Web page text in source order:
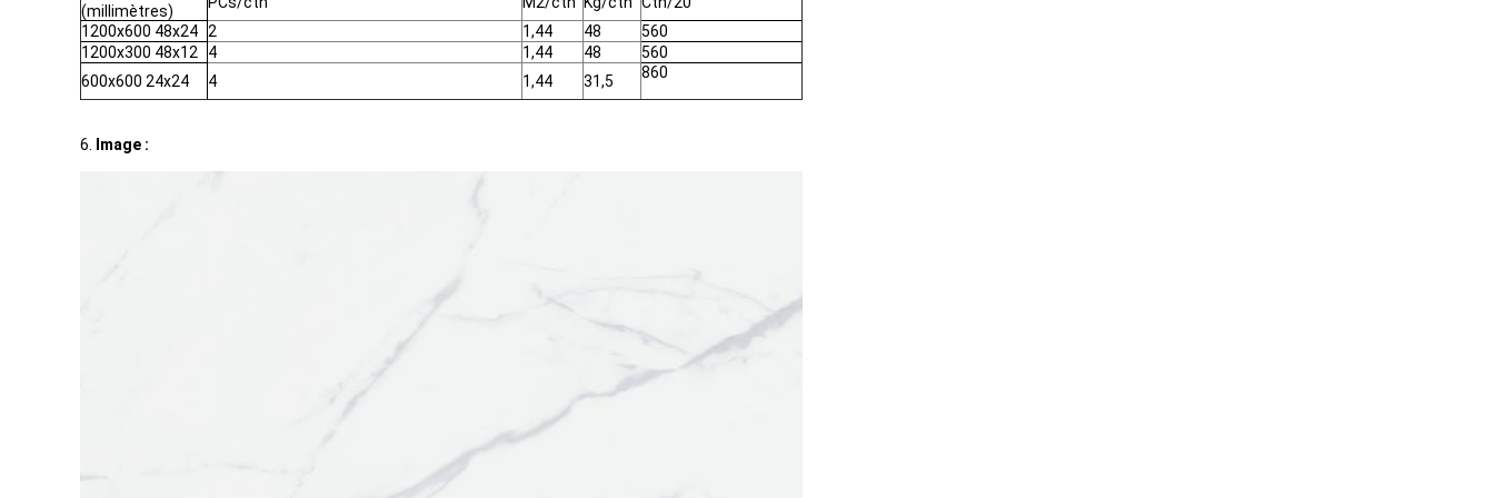
(millimètres)
1200x600 48x24
2 1,44 48
560
1200x300 48x12
4 1,44 48
560
600x600 24x24
4 1,44 31,5 860
6. Image :